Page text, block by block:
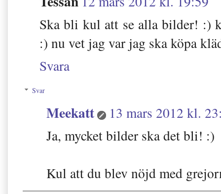
Ska bli kul att se alla bilder! :)
:) nu vet jag var jag ska köpa
Svara
Svar
Meekatt
13 mars 2012 kl.
Ja, mycket bilder ska det bli! :)
Kul att du blev nöjd med